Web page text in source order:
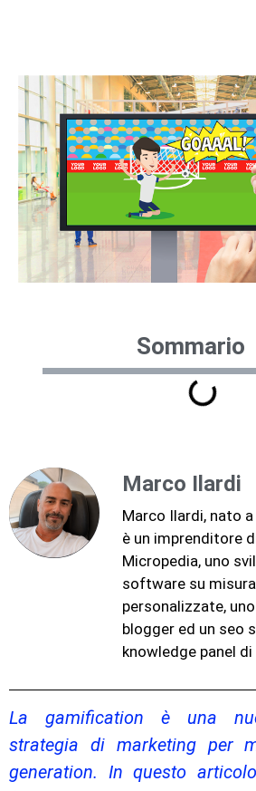
Sommario
Marco Ilardi
Marco Ilardi, nato
è un imprenditore
Micropedia, uno
software su
personalizzate,
blogger ed un seo
knowledge panel di
La gamification è una
strategia di marketing per
generation. In questo